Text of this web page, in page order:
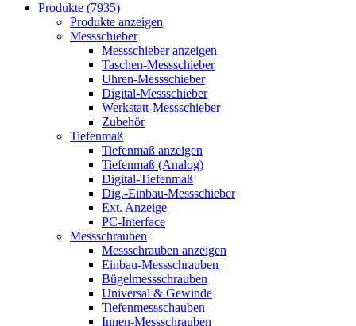
Produkte (7935)
Produkte anzeigen
Messschieber
Messschieber anzeigen
Taschen-Messschieber
Uhren-Messschieber
Digital-Messschieber
Werkstatt-Messschieber
Zubehör
Tiefenmaß
Tiefenmaß anzeigen
Tiefenmaß (Analog)
Digital-Tiefenmaß
Dig.-Einbau-Messschieber
Ext. Anzeige
PC-Interface
Messschrauben
Messschrauben anzeigen
Einbau-Messschrauben
Bügelmessschrauben
Universal & Gewinde
Tiefenmessschauben
Innen-Messschrauben